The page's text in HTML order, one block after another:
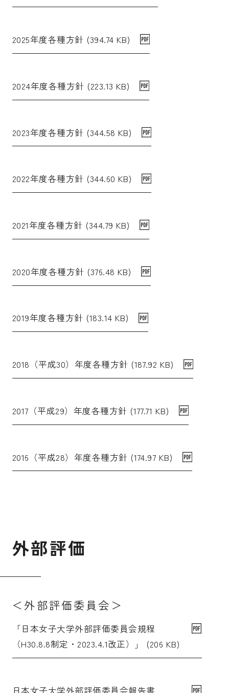
2025年度各種方針 (394.74 KB)
2024年度各種方針 (223.13 KB)
2023年度各種方針 (344.58 KB)
2022年度各種方針 (344.60 KB)
2021年度各種方針 (344.79 KB)
2020年度各種方針 (376.48 KB)
2019年度各種方針 (183.14 KB)
2018（平成30）年度各種方針 (187.92 KB)
2017（平成29）年度各種方針 (177.71 KB)
2016（平成28）年度各種方針 (174.97 KB)
外部評価
＜外部評価委員会＞
「日本女子大学外部評価委員会規程
（H30.8.8制定・2023.4.1改正）」 (206 KB)
日本女子大学外部評価委員会報告書